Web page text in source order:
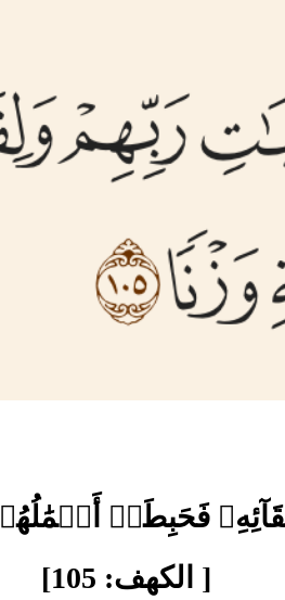
فَحَبِطَتۡ
[ الكهف: 105]